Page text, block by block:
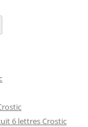
6 lettres Crostic